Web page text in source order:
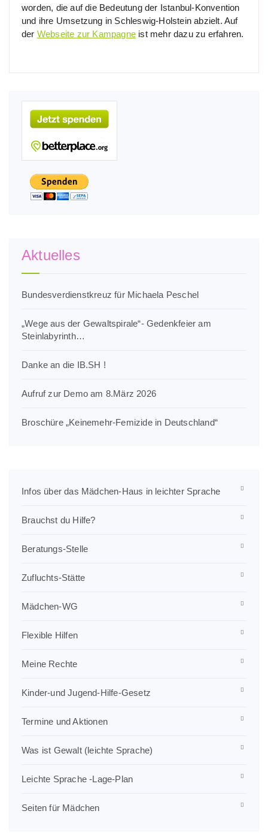
worden, die auf die Bedeutung der Istanbul-Konvention
und ihre Umsetzung in Schleswig-Holstein abzielt. Auf
der Webseite zur Kampagne ist mehr dazu zu erfahren.
Aktuelles
Bundesverdienstkreuz für Michaela Peschel
„Wege aus der Gewaltspirale“- Gedenkfeier am
Steinlabyrinth…
Danke an die IB.SH !
Aufruf zur Demo am 8.März 2026
Broschüre „Keinemehr-Femizide in Deutschland“
Infos über das Mädchen-Haus in leichter Sprache
Brauchst du Hilfe?
Beratungs-Stelle
Zufluchts-Stätte
Mädchen-WG
Flexible Hilfen
Meine Rechte
Kinder-und Jugend-Hilfe-Gesetz
Termine und Aktionen
Was ist Gewalt (leichte Sprache)
Leichte Sprache -Lage-Plan
Seiten für Mädchen